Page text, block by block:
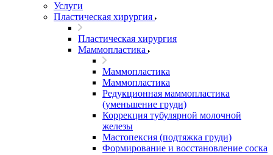
Услуги
Пластическая хирургия
Пластическая хирургия
Маммопластика
Маммопластика
Маммопластика
Редукционная маммопластика
(уменьшение груди)
Коррекция тубулярной молочной
железы
Мастопексия (подтяжка груди)
Формирование и восстановление соска